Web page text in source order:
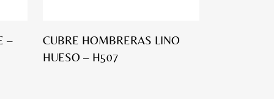
–
CUBRE HOMBRERAS LINO
HUESO – H507